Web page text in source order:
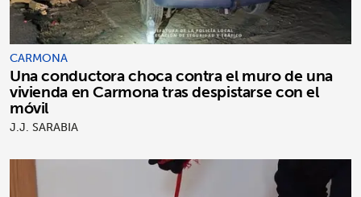
CARMONA
Una conductora choca contra el muro de una
vivienda en Carmona tras despistarse con el
móvil
J.J. SARABIA